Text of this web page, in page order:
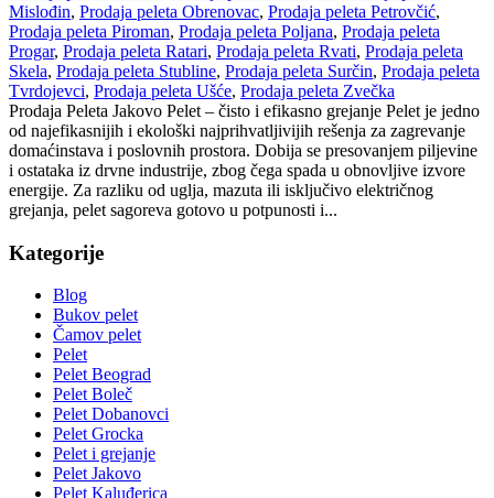
Mislođin, Prodaja peleta Obrenovac, Prodaja peleta Petrovčić,
Prodaja peleta Piroman, Prodaja peleta Poljana, Prodaja peleta
Progar, Prodaja peleta Ratari, Prodaja peleta Rvati, Prodaja peleta
Skela, Prodaja peleta Stubline, Prodaja peleta Surčin, Prodaja peleta
Tvrdojevci, Prodaja peleta Ušće, Prodaja peleta Zvečka
Prodaja Peleta Jakovo Pelet – čisto i efikasno grejanje Pelet je jedno
od najefikasnijih i ekološki najprihvatljivijih rešenja za zagrevanje
domaćinstava i poslovnih prostora. Dobija se presovanjem piljevine
i ostataka iz drvne industrije, zbog čega spada u obnovljive izvore
energije. Za razliku od uglja, mazuta ili isključivo električnog
grejanja, pelet sagoreva gotovo u potpunosti i...
Kategorije
Blog
Bukov pelet
Čamov pelet
Pelet
Pelet Beograd
Pelet Boleč
Pelet Dobanovci
Pelet Grocka
Pelet i grejanje
Pelet Jakovo
Pelet Kaluđerica